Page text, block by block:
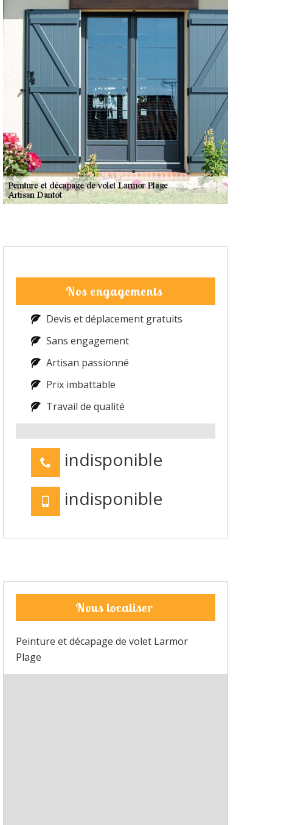
Nos engagements
Devis et déplacement gratuits
Sans engagement
Artisan passionné
Prix imbattable
Travail de qualité
indisponible
indisponible
Nous localiser
Peinture et décapage de volet Larmor
Plage